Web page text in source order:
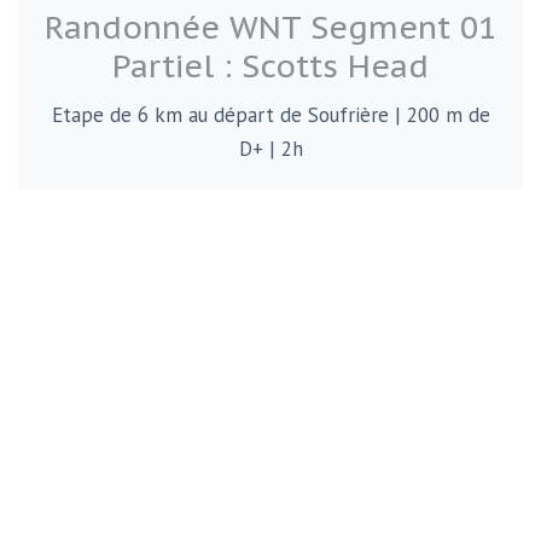
Randonnée WNT Segment 01
Partiel : Scotts Head
Etape de 6 km au départ de Soufrière | 200 m de
D+ | 2h